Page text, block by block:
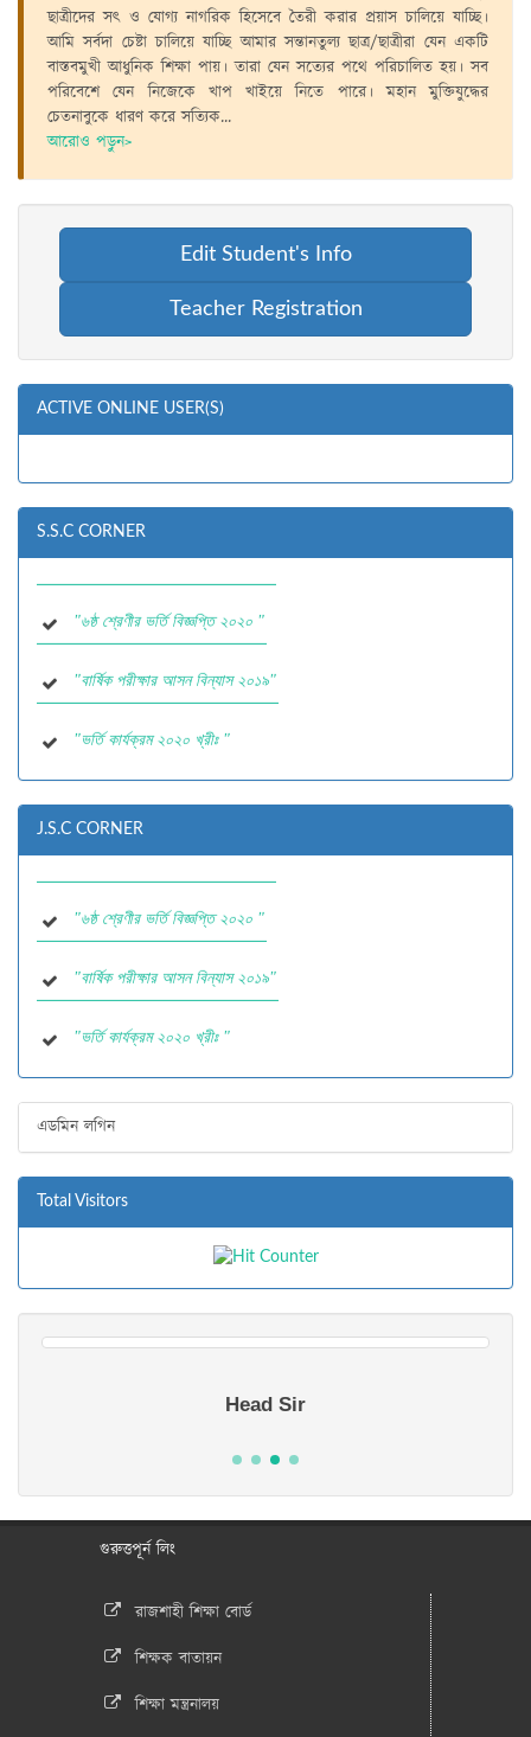
ছাত্রীদের সৎ ও যোগ্য নাগরিক হিসেবে তৈরী করার প্রয়াস চালিয়ে যাচ্ছি।
আমি সর্বদা চেষ্টা চালিয়ে যাচ্ছি আমার সন্তানতুল্য ছাত্র/ছাত্রীরা যেন একটি
বাস্তবমুখী আধুনিক শিক্ষা পায়। তারা যেন সত্যের পথে পরিচালিত হয়। সব
পরিবেশে যেন নিজেকে খাপ খাইয়ে নিতে পারে। মহান মুক্তিযুদ্ধের
চেতনাবুকে ধারণ করে সত্যিক...
আরোও পড়ুন>
Edit Student's Info
Teacher Registration
ACTIVE ONLINE USER(S)
S.S.C CORNER
"২০১৯ সালের বার্ষিক পরিক্ষার রুটিন "
"৬ষ্ঠ শ্রেণীর ভর্তি বিজ্ঞপ্তি ২০২০ "
"বার্ষিক পরীক্ষার আসন বিন্যাস ২০১৯"
"ভর্তি কার্যক্রম ২০২০ খ্রীঃ "
J.S.C CORNER
"২০১৯ সালের বার্ষিক পরিক্ষার রুটিন "
"৬ষ্ঠ শ্রেণীর ভর্তি বিজ্ঞপ্তি ২০২০ "
"বার্ষিক পরীক্ষার আসন বিন্যাস ২০১৯"
"ভর্তি কার্যক্রম ২০২০ খ্রীঃ "
এডমিন লগিন
Total Visitors
Head Sir
গুরুত্তপূর্ন লিং
রাজশাহী শিক্ষা বোর্ড
শিক্ষক বাতায়ন
শিক্ষা মন্ত্রনালয়